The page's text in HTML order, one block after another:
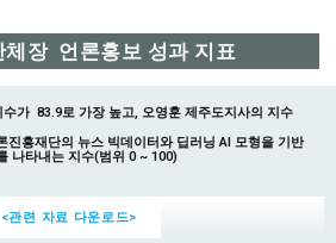
체장 언론홍보 성과 지표
가 83.9로 가장 높고, 오영훈 제주도지사의 지수
진흥재단의 뉴스 빅데이터와 딥러닝 AI 모형을 기반
나타내는 지수(범위 0 ~ 100)
<관련 자료 다운로드>